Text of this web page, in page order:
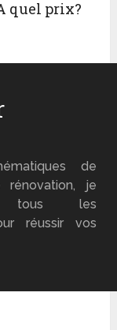
quel prix?
de
je
tous les
réussir vos